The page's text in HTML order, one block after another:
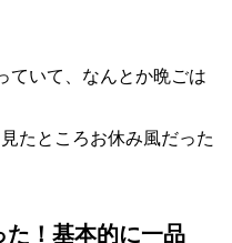
ていて、なんとか晩ごは
たところお休み風だった
！基本的に一品